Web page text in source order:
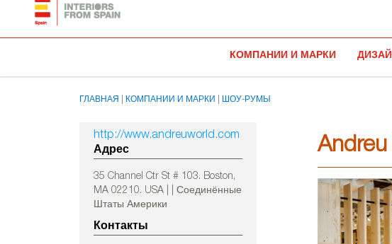
КОМПАНИИ И МАРКИ
ГЛАВНАЯ КОМПАНИИ И МАРКИ ШОУ-РУМЫ
http://www.andreuworld.com
Адрес
35 Channel Ctr St # 103. Boston,
MA 02210. USA | | Соединённые
Штаты Америки
Контакты